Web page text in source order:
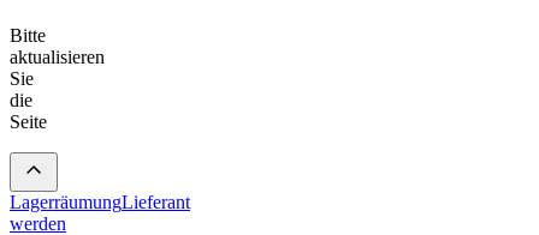
Bitte
aktualisieren
Sie
die
Seite
LagerräumungLieferant
werden